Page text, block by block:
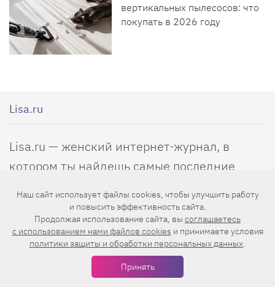
вертикальных пылесосов: что
покупать в 2026 году
Lisa.ru
Lisa.ru — женский интернет-журнал, в
котором ты найдешь самые последние
звезд, самые эффективные диеты, советы
по воспитанию детей, рецепты,
удивительные истории и трогательные
рассказы о любви. Все краски жизни для
Наш сайт использует файлы cookies, чтобы улучшить работу
и повысить эффективность сайта.
Продолжая использование сайта, вы соглашаетесь
c использованием нами файлов cookies и принимаете условия
политики защиты и обработки персональных данных.
Принять